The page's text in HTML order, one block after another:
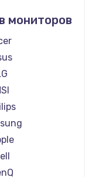
мониторов